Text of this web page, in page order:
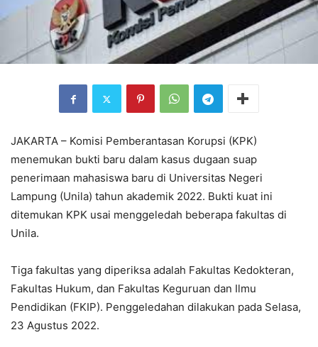
JAKARTA – Komisi Pemberantasan Korupsi (KPK)
menemukan bukti baru dalam kasus dugaan suap
penerimaan mahasiswa baru di Universitas Negeri
Lampung (Unila) tahun akademik 2022. Bukti kuat ini
ditemukan KPK usai menggeledah beberapa fakultas di
Unila.
Tiga fakultas yang diperiksa adalah Fakultas Kedokteran,
Fakultas Hukum, dan Fakultas Keguruan dan Ilmu
Pendidikan (FKIP). Penggeledahan dilakukan pada Selasa,
23 Agustus 2022.